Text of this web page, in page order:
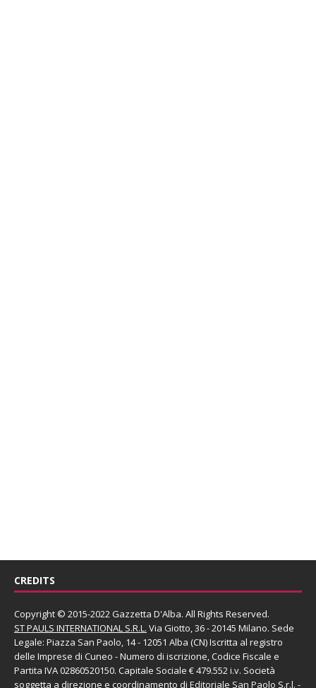
CREDITS
Copyright © 2015-2022 Gazzetta D'Alba. All Rights Reserved.
ST PAULS INTERNATIONAL S.R.L. Via Giotto, 36 - 20145 Milano. Sede
Legale: Piazza San Paolo, 14 - 12051 Alba (CN) Iscritta al registro
delle Imprese di Cuneo - Numero di iscrizione, Codice Fiscale e
Partita IVA 02860520150. Capitale Sociale € 479.552 i.v. Società
soggetta a direzione e coordinamento di Editoriale San Paolo S.r.l. -